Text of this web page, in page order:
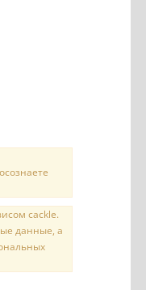
cackle.
данные, а